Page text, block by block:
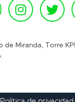
de Miranda, Torre